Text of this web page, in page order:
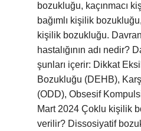
bozukluğu, kaçınmacı
bağımlı kişilik
kişilik bozukluğu.
hastalığının adı nedir?
şunları içerir: Dikkat
Bozukluğu (DEHB),
(ODD), Obsesif
Mart 2024 Çoklu kişilik
verilir? Dissosiyatif